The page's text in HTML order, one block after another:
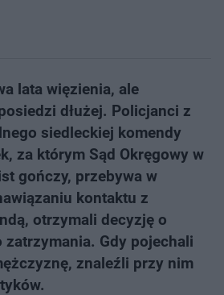
lata więzienia, ale
dłużej. Policjanci z
siedleckiej komendy
za którym Sąd Okręgowy w
gończy, przebywa w
kontaktu z
otrzymali decyzję o
Gdy pojechali
znaleźli przy nim